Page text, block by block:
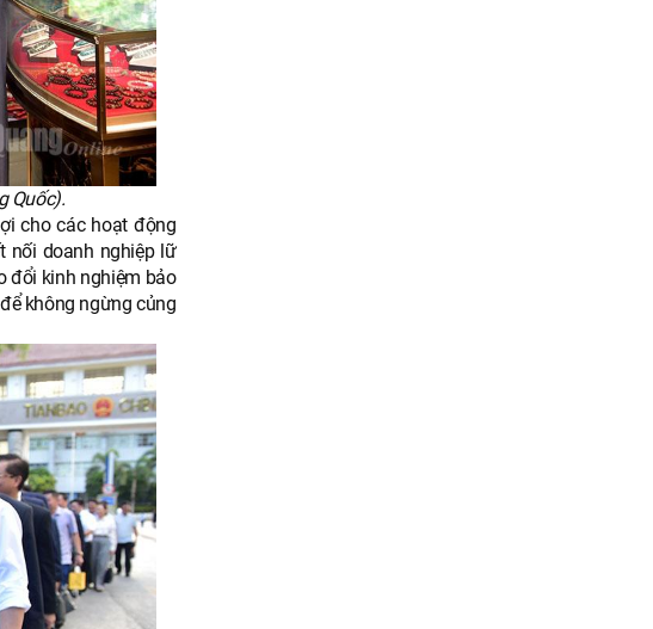
Quốc).
cho các hoạt động
nối doanh nghiệp lữ
đổi kinh nghiệm bảo
không ngừng củng